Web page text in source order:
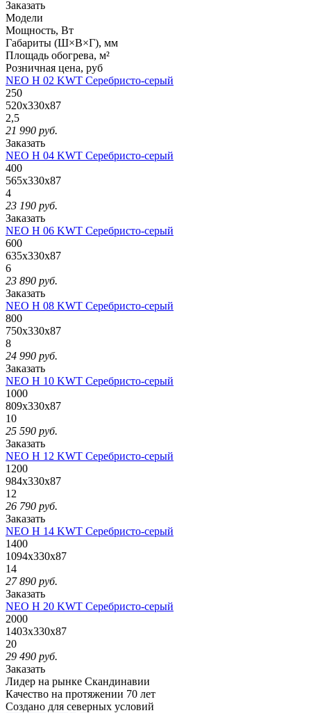
Заказать
Модели
Мощность, Вт
Габариты (Ш×В×Г), мм
Площадь обогрева, м²
Розничная цена, руб
NEO H 02 KWT Серебристо-серый
250
520x330x87
2,5
21 990 руб.
Заказать
NEO H 04 KWT Серебристо-серый
400
565x330x87
4
23 190 руб.
Заказать
NEO H 06 KWT Серебристо-серый
600
635x330x87
6
23 890 руб.
Заказать
NEO H 08 KWT Серебристо-серый
800
750x330x87
8
24 990 руб.
Заказать
NEO H 10 KWT Серебристо-серый
1000
809x330x87
10
25 590 руб.
Заказать
NEO H 12 KWT Серебристо-серый
1200
984x330x87
12
26 790 руб.
Заказать
NEO H 14 KWT Серебристо-серый
1400
1094x330x87
14
27 890 руб.
Заказать
NEO H 20 KWT Серебристо-серый
2000
1403x330x87
20
29 490 руб.
Заказать
Лидер на рынке Скандинавии
Качество на протяжении 70 лет
Создано для северных условий